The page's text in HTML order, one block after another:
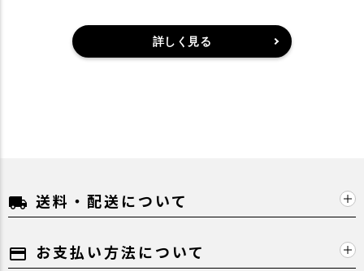
詳しく見る
local_shipping 送料・配送について
payment お支払い方法について